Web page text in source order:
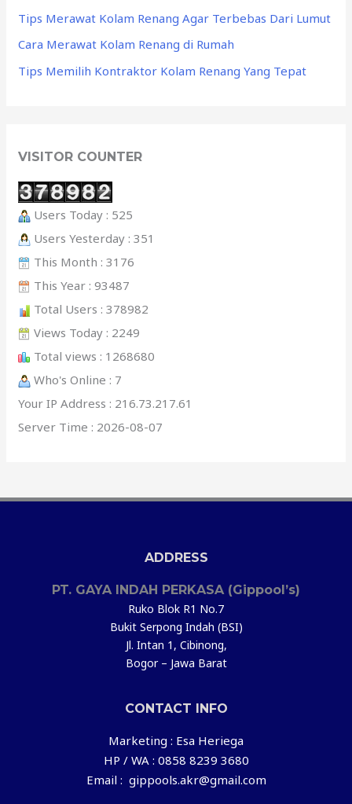
Tips Merawat Kolam Renang Agar Terbebas Dari Lumut
Cara Merawat Kolam Renang di Rumah
Tips Memilih Kontraktor Kolam Renang Yang Tepat
VISITOR COUNTER
Users Today : 525
Users Yesterday : 351
This Month : 3176
This Year : 93487
Total Users : 378982
Views Today : 2249
Total views : 1268680
Who's Online : 7
Your IP Address : 216.73.217.61
Server Time : 2026-08-07
ADDRESS
PT. GAYA INDAH PERKASA (Gippool’s)
Ruko Blok R1 No.7
Bukit Serpong Indah (BSI)
Jl. Intan 1, Cibinong,
Bogor – Jawa Barat
CONTACT INFO
Marketing : Esa Heriega
HP / WA : 0858 8239 3680
Email : gippools.akr@gmail.com